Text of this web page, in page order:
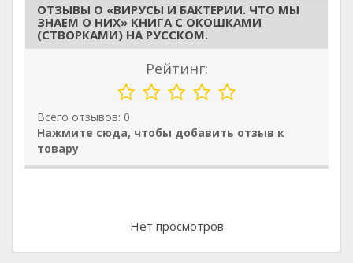
ОТЗЫВЫ О «ВИРУСЫ И БАКТЕРИИ. ЧТО МЫ
ЗНАЕМ О НИХ» КНИГА С ОКОШКАМИ
(СТВОРКАМИ) НА РУССКОМ.
Рейтинг:
Всего отзывов: 0
Нажмите сюда, чтобы добавить отзыв к
товару
Нет просмотров